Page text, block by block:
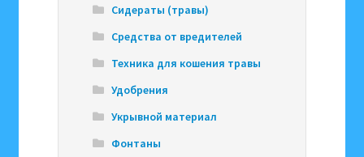
Сидераты (травы)
Средства от вредителей
Техника для кошения травы
Удобрения
Укрывной материал
Фонтаны